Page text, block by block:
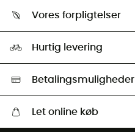
Returnering & Tilbagebetaling
Our ambassadors
Vores forpligtelser
Second hand
HardGreen Udvalg
Hurtig levering
Betalingsmuligheder
Let online køb